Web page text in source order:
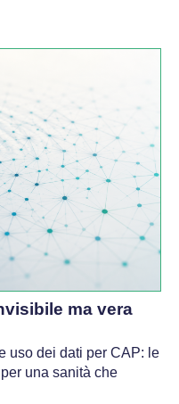
ma vera
uso dei dati per CAP: le
una sanità che